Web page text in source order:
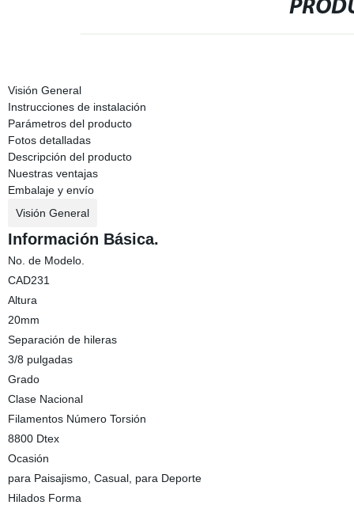
Visión General
Instrucciones de instalación
Parámetros del producto
Fotos detalladas
Descripción del producto
Nuestras ventajas
Embalaje y envío
Visión General
Información Básica.
No. de Modelo.
CAD231
Altura
20mm
Separación de hileras
3/8 pulgadas
Grado
Clase Nacional
Filamentos Número Torsión
8800 Dtex
Ocasión
para Paisajismo, Casual, para Deporte
Hilados Forma